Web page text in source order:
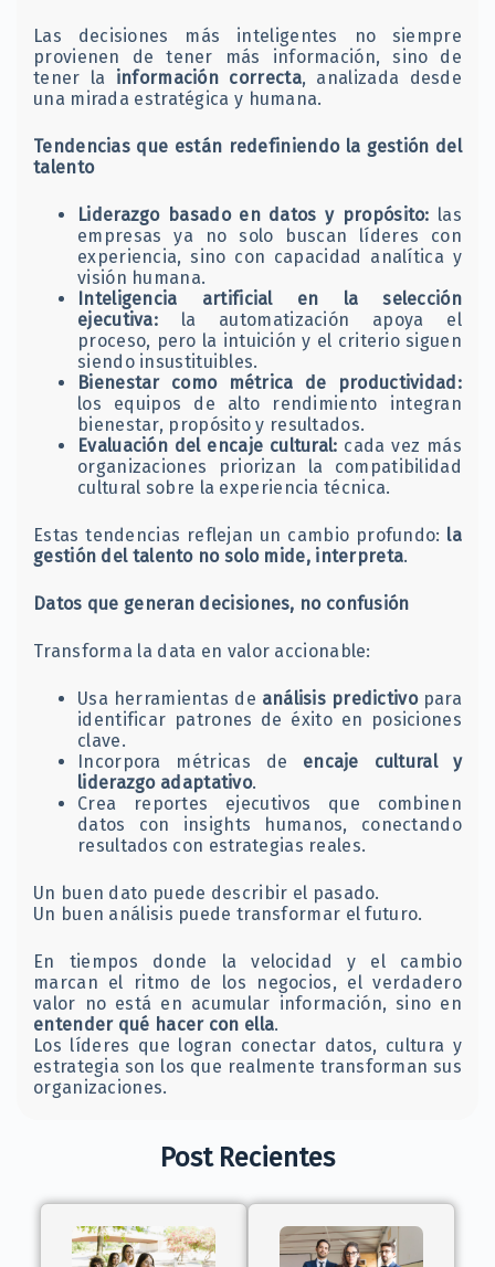
Las decisiones más inteligentes no siempre
provienen de tener más información, sino de
tener la información correcta, analizada desde
una mirada estratégica y humana.
Tendencias que están redefiniendo la gestión del
talento
Liderazgo basado en datos y propósito: las
empresas ya no solo buscan líderes con
experiencia, sino con capacidad analítica y
visión humana.
Inteligencia artificial en la selección
ejecutiva: la automatización apoya el
proceso, pero la intuición y el criterio siguen
siendo insustituibles.
Bienestar como métrica de productividad:
los equipos de alto rendimiento integran
bienestar, propósito y resultados.
Evaluación del encaje cultural: cada vez más
organizaciones priorizan la compatibilidad
cultural sobre la experiencia técnica.
Estas tendencias reflejan un cambio profundo: la
gestión del talento no solo mide, interpreta.
Datos que generan decisiones, no confusión
Transforma la data en valor accionable:
Usa herramientas de análisis predictivopara
identificar patrones de éxito en posiciones
clave.
Incorpora métricas de encaje cultural y
liderazgo adaptativo.
Crea reportes ejecutivos que combinen
datos con insights humanos, conectando
resultados con estrategias reales.
Un buen dato puede describir el pasado.
Un buen análisis puede transformar el futuro.
En tiempos donde la velocidad y el cambio
marcan el ritmo de los negocios, el verdadero
valor no está en acumular información, sino en
entender qué hacer con ella.
Los líderes que logran conectar datos, cultura y
estrategia son los que realmente transforman sus
organizaciones.
Post Recientes